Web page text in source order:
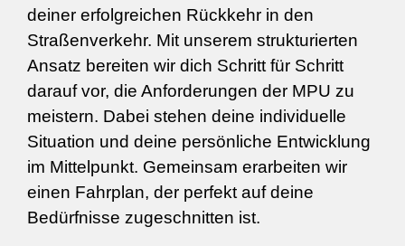
deiner erfolgreichen Rückkehr in den
Straßenverkehr. Mit unserem strukturierten
Ansatz bereiten wir dich Schritt für Schritt
darauf vor, die Anforderungen der MPU zu
meistern. Dabei stehen deine individuelle
Situation und deine persönliche Entwicklung
im Mittelpunkt. Gemeinsam erarbeiten wir
einen Fahrplan, der perfekt auf deine
Bedürfnisse zugeschnitten ist.